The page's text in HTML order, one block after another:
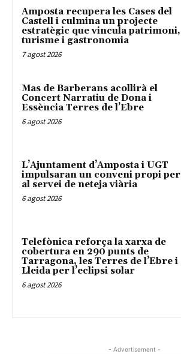
Amposta recupera les Cases del
Castell i culmina un projecte
estratègic que vincula patrimoni,
turisme i gastronomia
7 agost 2026
Mas de Barberans acollirà el
Concert Narratiu de Dona i
Essència Terres de l’Ebre
6 agost 2026
L’Ajuntament d’Amposta i UGT
impulsaran un conveni propi per
al servei de neteja viària
6 agost 2026
Telefònica reforça la xarxa de
cobertura en 290 punts de
Tarragona, les Terres de l’Ebre i
Lleida per l’eclipsi solar
6 agost 2026
- Advertisement -